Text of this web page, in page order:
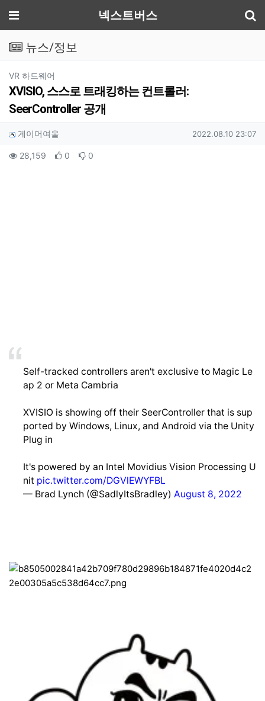
메뉴 넥스트버스
뉴스/정보
VR 하드웨어
XVISIO, 스스로 트래킹하는 컨트롤러:
SeerController 공개
작성자 정보
게이머여울 작성일
2022.08.10 23:07
컨텐츠 정보
28,159 조회 0 추천 0
Self-tracked controllers aren't exclusive to Magic Le
ap 2 or Meta Cambria
XVISIO is showing off their SeerController that is sup
ported by Windows, Linux, and Android via the Unity
Plug in
It's powered by an Intel Movidius Vision Processing U
nit pic.twitter.com/DGVlEWYFBL
— Brad Lynch (@SadlyItsBradley) August 8, 2022